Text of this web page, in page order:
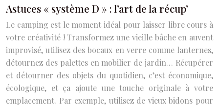
Astuces « système D » : l’art de la récup’
Le camping est le moment idéal pour laisser libre cours à
votre créativité ! Transformez une vieille bâche en auvent
improvisé, utilisez des bocaux en verre comme lanternes,
détournez des palettes en mobilier de jardin… Récupérer
et détourner des objets du quotidien, c’est économique,
écologique, et ça ajoute une touche originale à votre
emplacement. Par exemple, utilisez de vieux bidons pour